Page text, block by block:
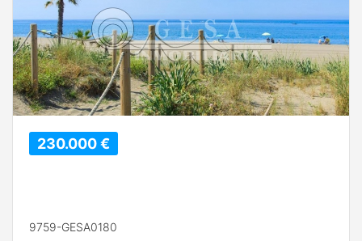
230.000 €
9759-GESA0180